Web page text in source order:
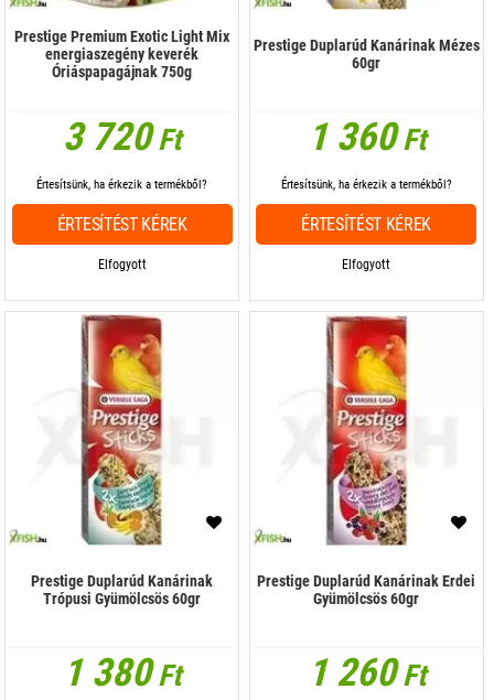
Prestige Premium Exotic Light Mix
energiaszegény keverék
Óriáspapagájnak 750g
3 720Ft
Elfogyott
Értesítsünk, ha érkezik a termékből?
ÉRTESÍTÉST KÉREK
Prestige Duplarúd Kanárinak Mézes
60gr
1 360Ft
Elfogyott
Értesítsünk, ha érkezik a termékből?
ÉRTESÍTÉST KÉREK
Prestige Duplarúd Kanárinak
Trópusi Gyümölcsös 60gr
1 380Ft
Prestige Duplarúd Kanárinak Erdei
Gyümölcsös 60gr
1 260Ft